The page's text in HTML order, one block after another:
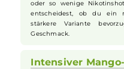
In wenigen Schritten
leckeren Geschmack